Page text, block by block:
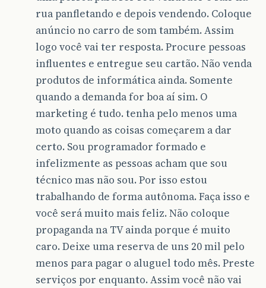
rua panfletando e depois vendendo. Coloque
anúncio no carro de som também. Assim
logo você vai ter resposta. Procure pessoas
influentes e entregue seu cartão. Não venda
produtos de informática ainda. Somente
quando a demanda for boa aí sim. O
marketing é tudo. tenha pelo menos uma
moto quando as coisas começarem a dar
certo. Sou programador formado e
infelizmente as pessoas acham que sou
técnico mas não sou. Por isso estou
trabalhando de forma autônoma. Faça isso e
você será muito mais feliz. Não coloque
propaganda na TV ainda porque é muito
caro. Deixe uma reserva de uns 20 mil pelo
menos para pagar o aluguel todo mês. Preste
serviços por enquanto. Assim você não vai